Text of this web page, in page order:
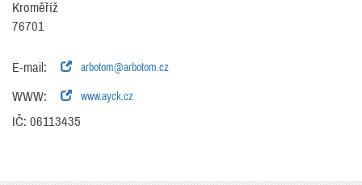
Kroměříž
76701
E-mail: arbotom@arbotom.cz
WWW: www.ayck.cz
IČ: 06113435